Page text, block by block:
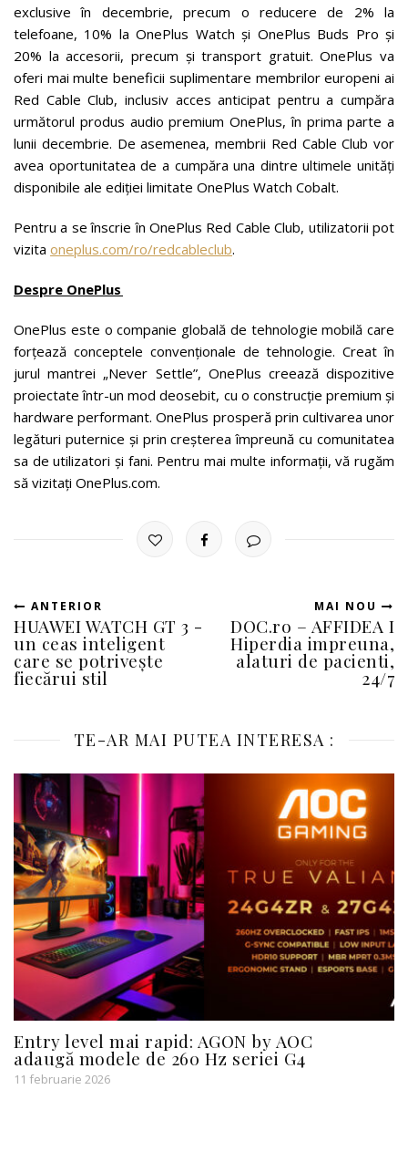
exclusive în decembrie, precum o reducere de 2% la
telefoane, 10% la OnePlus Watch și OnePlus Buds Pro și
20% la accesorii, precum și transport gratuit. OnePlus va
oferi mai multe beneficii suplimentare membrilor europeni ai
Red Cable Club, inclusiv acces anticipat pentru a cumpăra
următorul produs audio premium OnePlus, în prima parte a
lunii decembrie. De asemenea, membrii Red Cable Club vor
avea oportunitatea de a cumpăra una dintre ultimele unități
disponibile ale ediției limitate OnePlus Watch Cobalt.
Pentru a se înscrie în OnePlus Red Cable Club, utilizatorii pot
vizita oneplus.com/ro/redcableclub.
Despre OnePlus
OnePlus este o companie globală de tehnologie mobilă care
forțează conceptele convenționale de tehnologie. Creat în
jurul mantrei „Never Settle”, OnePlus creează dispozitive
proiectate într-un mod deosebit, cu o construcție premium și
hardware performant. OnePlus prosperă prin cultivarea unor
legături puternice și prin creșterea împreună cu comunitatea
sa de utilizatori și fani. Pentru mai multe informații, vă rugăm
să vizitați OnePlus.com.
ANTERIOR
HUAWEI WATCH GT 3 -
un ceas inteligent
care se potrivește
fiecărui stil
MAI NOU
DOC.ro – AFFIDEA I
Hiperdia impreuna,
alaturi de pacienti,
24/7
TE-AR MAI PUTEA INTERESA :
Entry level mai rapid: AGON by AOC
adaugă modele de 260 Hz seriei G4
11 februarie 2026